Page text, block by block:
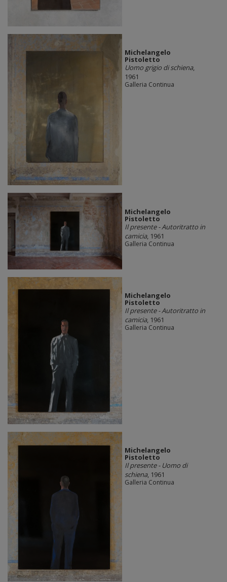
Michelangelo
Pistoletto
Uomo grigio di schiena,
1961
Galleria Continua
Michelangelo
Pistoletto
Il presente - Autoritratto in
camicia, 1961
Galleria Continua
Michelangelo
Pistoletto
Il presente - Autoritratto in
camicia, 1961
Galleria Continua
Michelangelo
Pistoletto
Il presente - Uomo di
schiena, 1961
Galleria Continua